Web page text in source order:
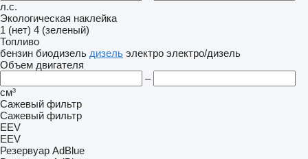
л.с.
Экологическая наклейка
1 (нет) 4 (зеленый)
Топливо
бензин биодизель дизель электро электро/дизель
Объем двигателя
–
см³
Сажевый фильтр
Сажевый фильтр
EEV
EEV
Резервуар AdBlue